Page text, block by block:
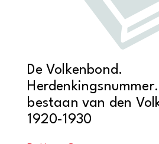
De Volkenbond.
bestaan van den
1920-1930